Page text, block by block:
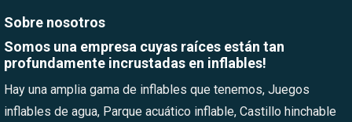
Sobre nosotros
Somos una empresa cuyas raíces están tan
profundamente incrustadas en inflables!
Hay una amplia gama de inflables que tenemos, Juegos
inflables de agua, Parque acuático inflable, Castillo hinchable